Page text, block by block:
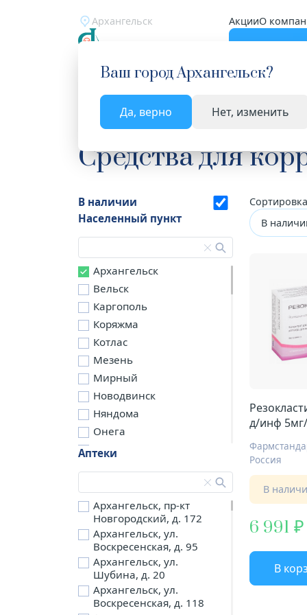
Архангельск АкцииО
Ваш городАрхангельск?
Да, верно Нет, изменить
Главная Каталог Лекарства и БАД
Средства для
В наличии
Населенный пункт
Архангельск
Вельск
Каргополь
Коряжма
Котлас
Мезень
Мирный
Новодвинск
Няндома
Онега
Северодвинск
д. Бережная
д. Петариха
д. Согра
п. Березник
п. Боброво
п. Вычегодский
п. Двинской,
Аптеки
Архангельск, пр-кт
Новгородский, д. 172
Архангельск, ул.
Воскресенская, д. 95
Архангельск, ул.
Шубина, д. 20
Архангельск, ул.
Воскресенская, д. 118
В
д/инф
Россия
В
6 991
В